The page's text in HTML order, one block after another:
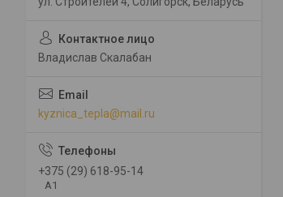
Владислав Скалабан
kyznica_tepla@mail.ru
+375 (29) 618-95-14
A1